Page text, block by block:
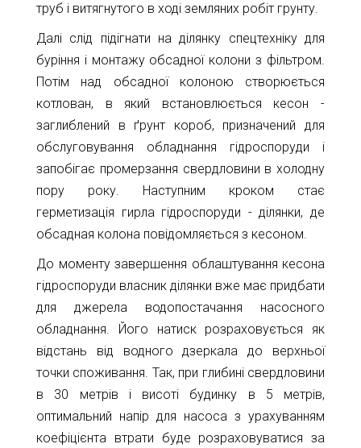
труб і витягнутого в ході земляних робіт грунту.
Далі слід підігнати на ділянку спецтехніку для
буріння і монтажу обсадної колони з фільтром.
Потім над обсадної колоною створюється
котлован, в який встановлюється кесон -
заглиблений в ґрунт короб, призначений для
обслуговування обладнання гідроспоруди і
запобігає промерзання свердловини в холодну
пору року. Наступним кроком стає
герметизація гирла гідроспоруди - ділянки, де
обсадная колона повідомляється з кесоном.
До моменту завершення облаштування кесона
гідроспоруди власник ділянки вже має придбати
для джерела водопостачання насосного
обладнання. Його натиск розраховується як
відстань від водного дзеркала до верхньої
точки споживання. Так, при глибині свердловини
в 30 метрів і висоті будинку в 5 метрів,
оптимальний напір для насоса з урахуванням
коефіцієнта втрати буде розраховуватися за